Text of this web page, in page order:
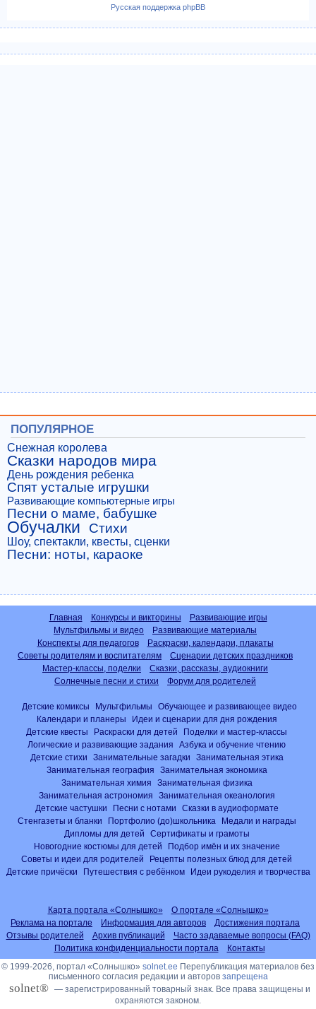
Русская поддержка phpBB
ПОПУЛЯРНОЕ
Снежная королева
Сказки народов мира
День рождения ребенка
Спят усталые игрушки
Развивающие компьютерные игры
Песни о маме, бабушке
Обучалки Стихи
Шоу, спектакли, квесты, сценки
Песни: ноты, караоке
Главная Конкурсы и викторины
Развивающие игры
Мультфильмы и видео
Развивающие материалы
Конспекты для педагогов
Раскраски, календари, плакаты
Советы родителям и воспитателям
Сценарии детских праздников
Мастер-классы, поделки
Сказки, рассказы, аудиокниги
Солнечные песни и стихи
Форум для родителей
Детские комиксы Мультфильмы
Обучающее и развивающее видео
Календари и планеры
Идеи и сценарии для дня рождения
Детские квесты
Раскраски для детей
Поделки и мастер-классы
Логические и развивающие задания
Азбука и обучение чтению
Детские стихи
Занимательные загадки
Занимательная этика
Занимательная география
Занимательная экономика
Занимательная химия
Занимательная физика
Занимательная астрономия
Занимательная океанология
Детские частушки
Песни с нотами
Сказки в аудиоформате
Стенгазеты и бланки
Портфолио (до)школьника
Медали и награды
Дипломы для детей
Сертификаты и грамоты
Новогодние костюмы для детей
Подбор имён и их значение
Советы и идеи для родителей
Рецепты полезных блюд для детей
Детские причёски
Путешествия с ребёнком Идеи рукоделия и творчества
Карта портала «Солнышко»
О портале «Солнышко»
Реклама на портале
Информация для авторов
Достижения портала
Отзывы родителей
Архив публикаций
Часто задаваемые вопросы (FAQ)
Политика конфиденциальности портала
Контакты
© 1999-2026, портал «Солнышко» solnet.ee Перепубликация материалов без
письменного согласия редакции и авторов запрещена
solnet® — зарегистрированный товарный знак. Все права защищены и
охраняются законом.